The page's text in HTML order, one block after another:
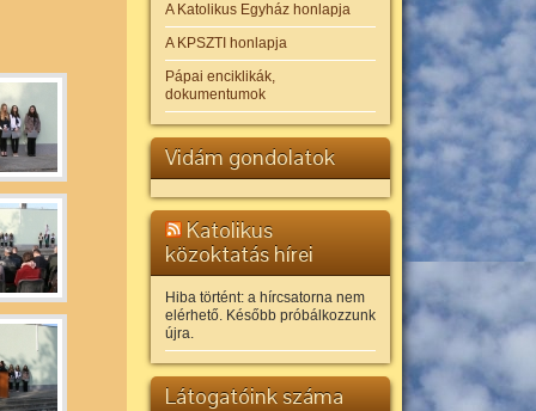
A Katolikus Egyház honlapja
A KPSZTI honlapja
Pápai enciklikák,
dokumentumok
Vidám gondolatok
Katolikus
közoktatás hírei
Hiba történt: a hírcsatorna nem
elérhető. Később próbálkozzunk
újra.
Látogatóink száma